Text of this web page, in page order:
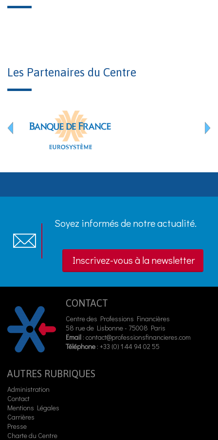
Les Partenaires du Centre
Soyez informés de notre actualité.
Inscrivez-vous à la newsletter
CONTACT
Centre des Professions Financières
58 rue de Lisbonne - 75008 Paris
Email : contact@professionsfinancieres.com
Téléphone : +33 (0) 1 44 94 02 55
AUTRES RUBRIQUES
Administration
Contact
Mentions Légales
Carrières
Presse
Charte du Centre